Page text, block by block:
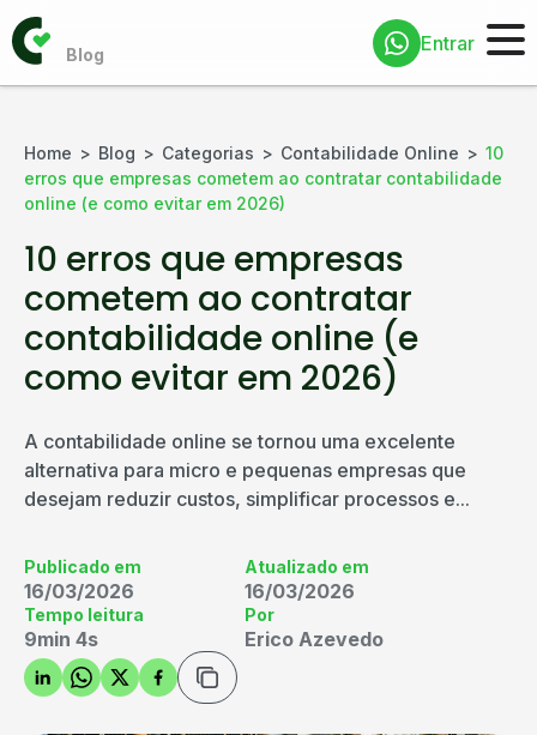
Entrar
Home Blog Categorias Contabilidade Online
10
erros que empresas cometem ao contratar contabilidade
online (e como evitar em 2026)
10 erros que empresas
cometem ao contratar
contabilidade online (e
como evitar em 2026)
A contabilidade online se tornou uma excelente
alternativa para micro e pequenas empresas que
desejam reduzir custos, simplificar processos e...
Publicado em
16/03/2026
Atualizado em
16/03/2026
Tempo leitura
9min 4s
Por
Erico Azevedo